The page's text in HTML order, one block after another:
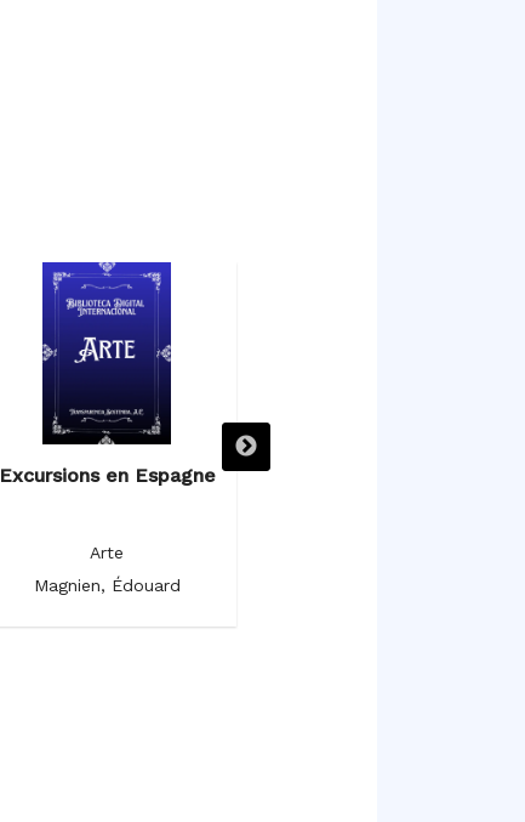
Excursions en Espagne
Arte
Magnien, Édouard
Excursions en Espagne